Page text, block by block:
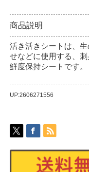
商品説明
活き活きシートは、
せなどに使用する、
鮮度保持シートです。
UP:2606271556